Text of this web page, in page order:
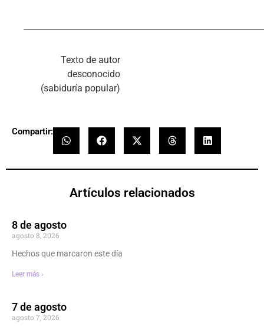
Texto de autor
desconocido
(sabiduría popular)
Compartir:
Artículos relacionados
8 de agosto
agosto 8, 2026
Hechos que marcaron este día
Leer más ›
7 de agosto
agosto 7, 2026